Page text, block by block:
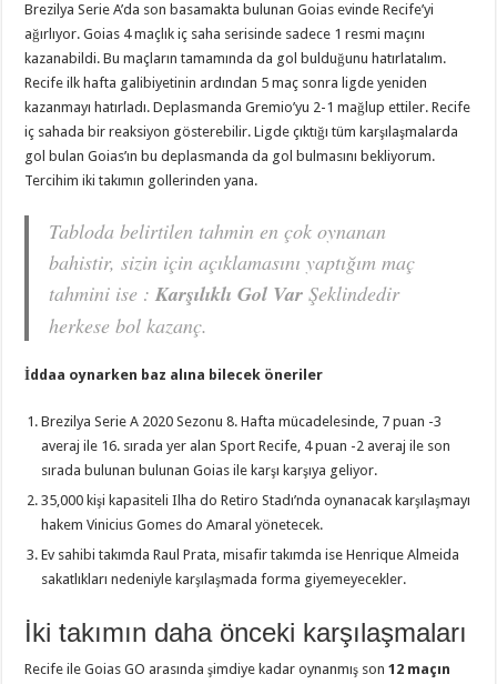
Brezilya Serie A’da son basamakta bulunan Goias evinde Recife’yi
ağırlıyor. Goias 4 maçlık iç saha serisinde sadece 1 resmi maçını
kazanabildi. Bu maçların tamamında da gol bulduğunu hatırlatalım.
Recife ilk hafta galibiyetinin ardından 5 maç sonra ligde yeniden
kazanmayı hatırladı. Deplasmanda Gremio’yu 2-1 mağlup ettiler. Recife
iç sahada bir reaksiyon gösterebilir. Ligde çıktığı tüm karşılaşmalarda
gol bulan Goias’ın bu deplasmanda da gol bulmasını bekliyorum.
Tercihim iki takımın gollerinden yana.
Tabloda belirtilen tahmin en çok oynanan
bahistir, sizin için açıklamasını yaptığım maç
tahmini ise :Karşılıklı Gol VarŞeklindedir
herkese bol kazanç.
İddaa oynarken baz alına bilecek öneriler
Brezilya Serie A 2020 Sezonu 8. Hafta mücadelesinde, 7 puan -3
averaj ile 16. sırada yer alan Sport Recife, 4 puan -2 averaj ile son
sırada bulunan bulunan Goias ile karşı karşıya geliyor.
35,000 kişi kapasiteli Ilha do Retiro Stadı’nda oynanacak karşılaşmayı
hakem Vinicius Gomes do Amaral yönetecek.
Ev sahibi takımda Raul Prata, misafir takımda ise Henrique Almeida
sakatlıkları nedeniyle karşılaşmada forma giyemeyecekler.
İki takımın daha önceki karşılaşmaları
Recife ile Goias GO arasında şimdiye kadar oynanmış son12 maçın